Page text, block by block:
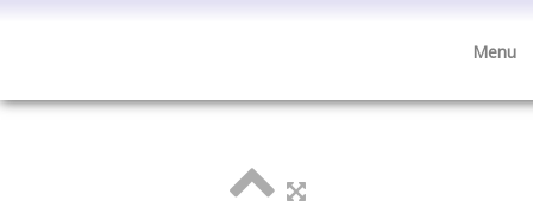
Menu
accueil